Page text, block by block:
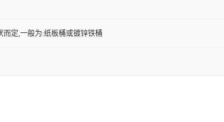
而定,一般为:纸板桶或镀锌铁桶